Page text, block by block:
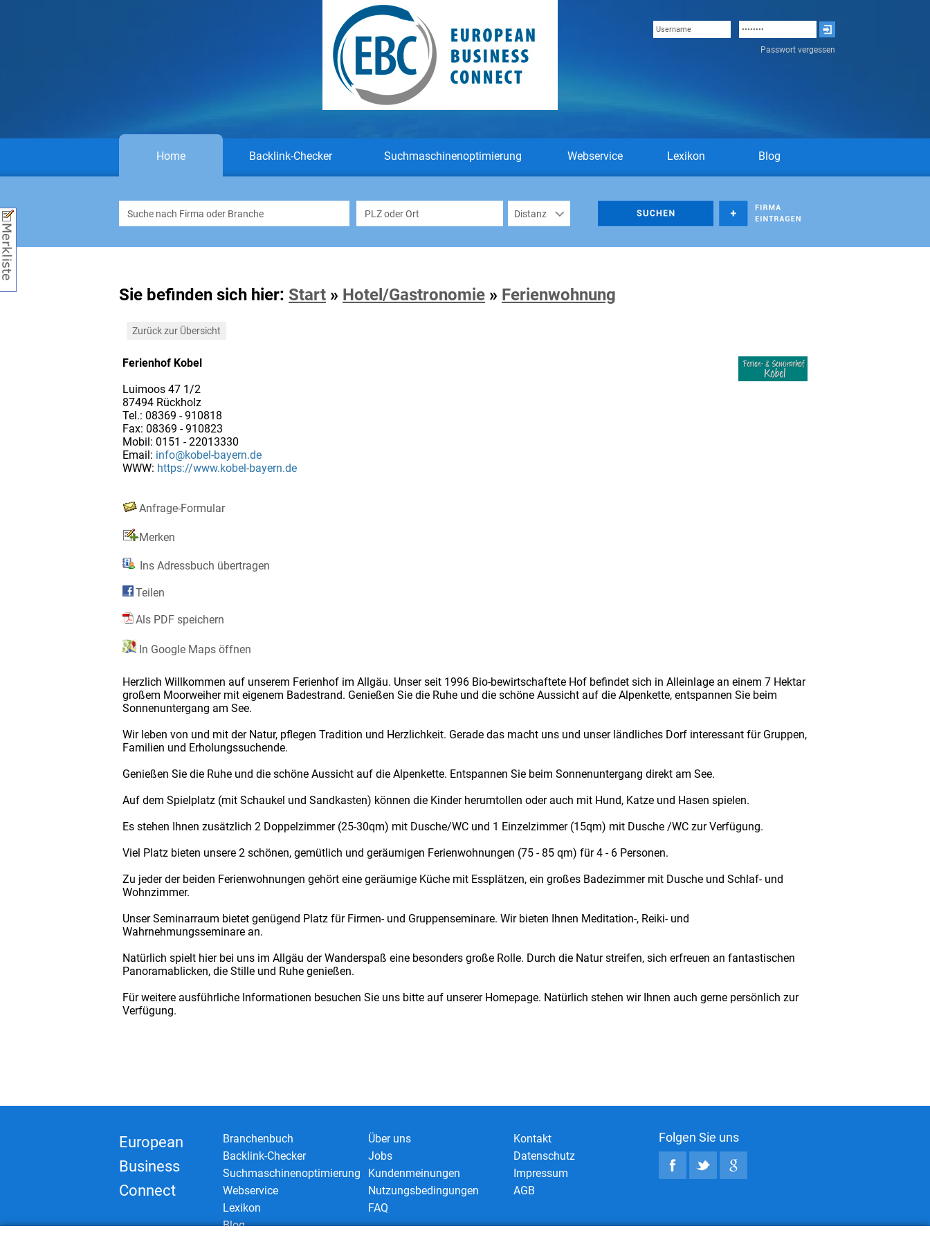
Passwort vergessen
Home Backlink-Checker Suchmaschinenoptimierung Webservice Lexikon Blog
Sie befinden sich hier: Start » Hotel/Gastronomie » Ferienwohnung
Zurück zur Übersicht
Ferienhof Kobel
Luimoos 47 1/2
87494 Rückholz
Tel.: 08369 - 910818
Fax: 08369 - 910823
Mobil: 0151 - 22013330
Email: info@kobel-bayern.de
WWW: https://www.kobel-bayern.de
Anfrage-Formular
Merken
Ins Adressbuch übertragen
Teilen
Als PDF speichern
In Google Maps öffnen
Herzlich Willkommen auf unserem Ferienhof im Allgäu. Unser seit 1996 Bio-bewirtschaftete Hof befindet sich in Alleinlage an einem 7 Hektar
großem Moorweiher mit eigenem Badestrand. Genießen Sie die Ruhe und die schöne Aussicht auf die Alpenkette, entspannen Sie beim
Sonnenuntergang am See.
Wir leben von und mit der Natur, pflegen Tradition und Herzlichkeit. Gerade das macht uns und unser ländliches Dorf interessant für Gruppen,
Familien und Erholungssuchende.
Genießen Sie die Ruhe und die schöne Aussicht auf die Alpenkette. Entspannen Sie beim Sonnenuntergang direkt am See.
Auf dem Spielplatz (mit Schaukel und Sandkasten) können die Kinder herumtollen oder auch mit Hund, Katze und Hasen spielen.
Es stehen Ihnen zusätzlich 2 Doppelzimmer (25-30qm) mit Dusche/WC und 1 Einzelzimmer (15qm) mit Dusche /WC zur Verfügung.
Viel Platz bieten unsere 2 schönen, gemütlich und geräumigen Ferienwohnungen (75 - 85 qm) für 4 - 6 Personen.
Zu jeder der beiden Ferienwohnungen gehört eine geräumige Küche mit Essplätzen, ein großes Badezimmer mit Dusche und Schlaf- und
Wohnzimmer.
Unser Seminarraum bietet genügend Platz für Firmen- und Gruppenseminare. Wir bieten Ihnen Meditation-, Reiki- und
Wahrnehmungsseminare an.
Natürlich spielt hier bei uns im Allgäu der Wanderspaß eine besonders große Rolle. Durch die Natur streifen, sich erfreuen an fantastischen
Panoramablicken, die Stille und Ruhe genießen.
Für weitere ausführliche Informationen besuchen Sie uns bitte auf unserer Homepage. Natürlich stehen wir Ihnen auch gerne persönlich zur
Verfügung.
European
Business
Connect
Branchenbuch
Backlink-Checker
Suchmaschinenoptimierung
Webservice
Lexikon
Blog
Über uns
Jobs
Kundenmeinungen
Nutzungsbedingungen
FAQ
Kontakt
Datenschutz
Impressum
AGB
Folgen Sie uns